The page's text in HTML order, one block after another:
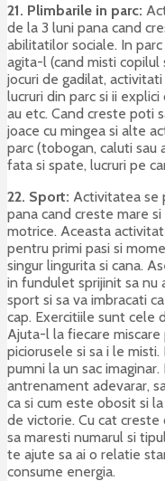
21. Plimbarile in parc:
de la 3 luni pana cand
abilitatilor sociale. In
agita-l (cand misti copilul
jocuri de gadilat,
lucruri din parc si ii
au etc. Cand creste poti
joace cu mingea si alte
parc (tobogan, caluti sau
fata si spate, lucruri pe
22. Sport: Activitatea se
pana cand creste mare
motrice. Aceasta
pentru primi pasi si
singur lingurita si cana.
in fundulet sprijinit sa nu
sport si sa va imbracati
cap. Exercitiile sunt cele
Ajuta-l la fiecare
piciorusele si sa i le
pumni la un sac
antrenament adevarar,
ca si cum este obosit si
de victorie. Cu cat
sa maresti numarul si
te ajute sa ai o relatie
consume energia.